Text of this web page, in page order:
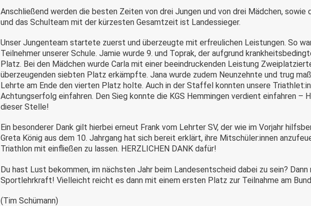
Anschließend werden die besten Zeiten von drei Jungen und von drei Mädchen,
und das Schulteam mit der kürzesten Gesamtzeit ist Landessieger.
Unser Jungenteam startete zuerst und überzeugte mit erfreulichen Leistungen. So
Teilnehmer unserer Schule. Jamie wurde 9. und Toprak, der aufgrund
Platz. Bei den Mädchen wurde Carla mit einer beeindruckenden Leistung
überzeugenden siebten Platz erkämpfte. Jana wurde zudem Neunzehnte und trug
Lehrte am Ende den vierten Platz holte. Auch in der Staffel konnten unsere
Achtungserfolg einfahren. Den Sieg konnte die KGS Hemmingen verdient einfahren –
dieser Stelle!
Ein besonderer Dank gilt hierbei erneut Frank vom Lehrter SV, der wie im Vorjahr
Greta König aus dem 10. Jahrgang hat sich bereit erklärt, ihre Mitschüler:innen
Triathlon mit einfließen zu lassen. HERZLICHEN DANK dafür!
Du hast Lust bekommen, im nächsten Jahr beim Landesentscheid dabei zu sein?
Sportlehrkraft! Vielleicht reicht es dann mit einem ersten Platz zur Teilnahme am
(Tim Schümann)